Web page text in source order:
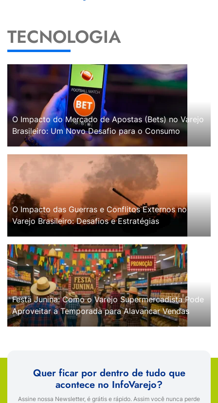
TECNOLOGIA
O Impacto do Mercado de Apostas (Bets) no Varejo
Brasileiro: Um Novo Desafio para o Consumo
O Impacto das Guerras e Conflitos Externos no
Varejo Brasileiro: Desafios e Estratégias
Festa Junina: Como o Varejo Supermercadista Pode
Aproveitar a Temporada para Alavancar Vendas
Quer ficar por dentro de tudo que
acontece no InfoVarejo?
Assine nossa Newsletter, é grátis e rápido. Assim você nunca perde